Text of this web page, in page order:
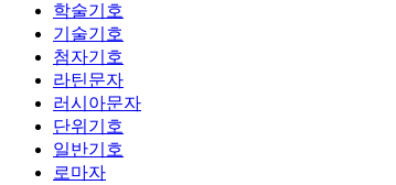
학술기호
기술기호
첨자기호
라틴문자
러시아문자
단위기호
일반기호
로마자